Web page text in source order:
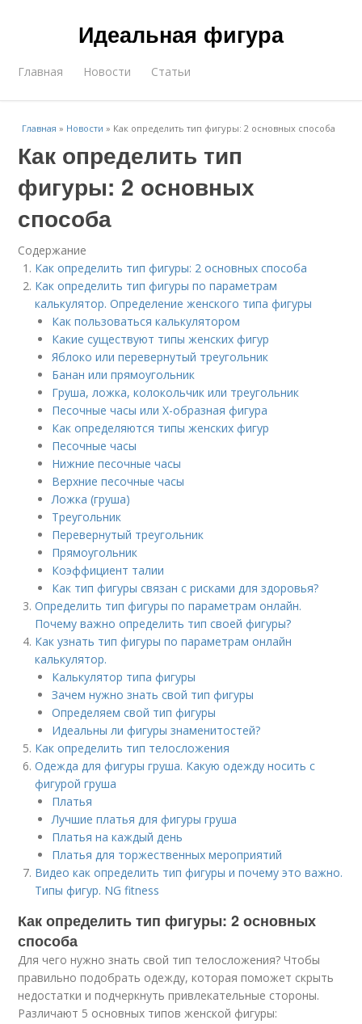
Идеальная фигура
Главная Новости Статьи
Главная » Новости » Как определить тип фигуры: 2 основных способа
Как определить тип
фигуры: 2 основных
способа
Содержание
Как определить тип фигуры: 2 основных способа
Как определить тип фигуры по параметрам
калькулятор. Определение женского типа фигуры
Как пользоваться калькулятором
Какие существуют типы женских фигур
Яблоко или перевернутый треугольник
Банан или прямоугольник
Груша, ложка, колокольчик или треугольник
Песочные часы или Х-образная фигура
Как определяются типы женских фигур
Песочные часы
Нижние песочные часы
Верхние песочные часы
Ложка (груша)
Треугольник
Перевернутый треугольник
Прямоугольник
Коэффициент талии
Как тип фигуры связан с рисками для здоровья?
Определить тип фигуры по параметрам онлайн.
Почему важно определить тип своей фигуры?
Как узнать тип фигуры по параметрам онлайн
калькулятор.
Калькулятор типа фигуры
Зачем нужно знать свой тип фигуры
Определяем свой тип фигуры
Идеальны ли фигуры знаменитостей?
Как определить тип телосложения
Одежда для фигуры груша. Какую одежду носить с
фигурой груша
Платья
Лучшие платья для фигуры груша
Платья на каждый день
Платья для торжественных мероприятий
Видео как определить тип фигуры и почему это важно.
Типы фигур. NG fitness
Как определить тип фигуры: 2 основных
способа
Для чего нужно знать свой тип телосложения? Чтобы
правильно подобрать одежду, которая поможет скрыть
недостатки и подчеркнуть привлекательные стороны.
Различают 5 основных типов женской фигуры: